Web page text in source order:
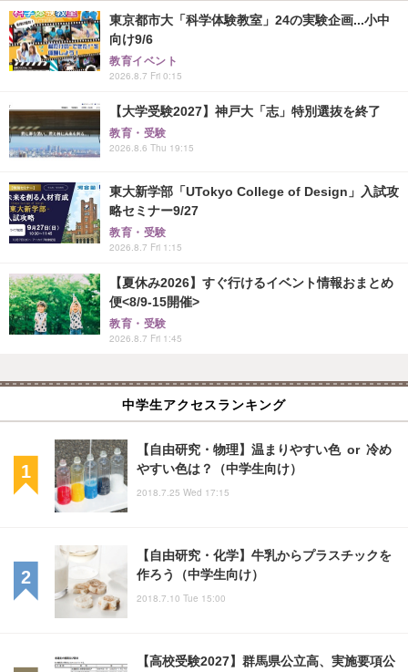
東京都市大「科学体験教室」24の実験企画...小中
向け9/6
教育イベント
2026.8.7 Fri 0:15
【大学受験2027】神戸大「志」特別選抜を終了
教育・受験
2026.8.6 Thu 19:15
東大新学部「UTokyo College of Design」入試攻
略セミナー9/27
教育・受験
2026.8.7 Fri 1:15
【夏休み2026】すぐ行けるイベント情報おまとめ
便<8/9-15開催>
教育・受験
2026.8.7 Fri 1:45
中学生アクセスランキング
【自由研究・物理】温まりやすい色 or 冷め
やすい色は？（中学生向け）
2018.7.25 Wed 17:15
【自由研究・化学】牛乳からプラスチックを
作ろう（中学生向け）
2018.7.10 Tue 15:00
【高校受験2027】群馬県公立高、実施要項公